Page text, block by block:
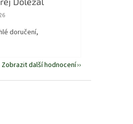
obchodu je 5 z 5 hvězdiček.
doručení,
Zobrazit další hodnocení